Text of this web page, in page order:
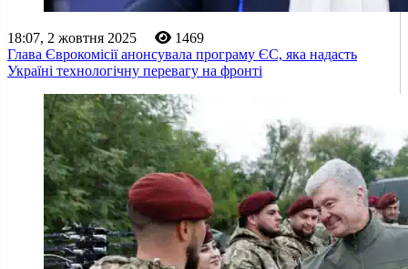
18:07, 2 жовтня 2025
1469
Глава Єврокомісії анонсувала програму ЄС, яка надасть
Україні технологічну перевагу на фронті